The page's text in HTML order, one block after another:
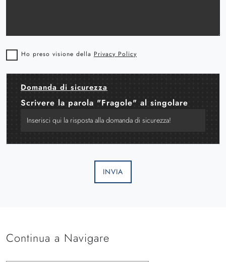
Ho preso visione della Privacy Policy
Domanda di sicurezza
Scrivere la parola "Fragole" al singolare
INVIA
Continua a Navigare